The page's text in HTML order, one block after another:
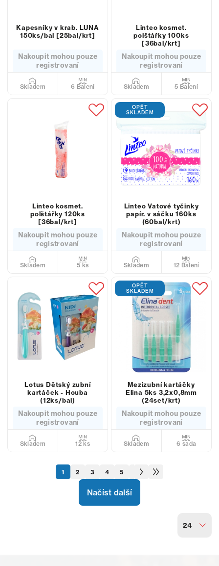
Kapesníky v krab. LUNA
150ks/bal [25bal/krt]
Nakoupit mohou pouze
registrovaní
Skladem 6 Balení
Linteo kosmet.
polštářky 100ks
[36bal/krt]
Nakoupit mohou pouze
registrovaní
Skladem 5 Balení
Linteo kosmet.
polštářky 120ks
[36bal/krt]
Nakoupit mohou pouze
registrovaní
Skladem 5 ks
OPĚT
SKLADEM
Linteo Vatové tyčinky
papír. v sáčku 160ks
(60bal/krt)
Nakoupit mohou pouze
registrovaní
Skladem 12 Balení
Lotus Dětský zubní
kartáček - Houba
(12ks/bal)
Nakoupit mohou pouze
registrovaní
Skladem 12 ks
OPĚT
SKLADEM
Mezizubní kartáčky
Elina 5ks 3,2x0,8mm
(24set/krt)
Nakoupit mohou pouze
registrovaní
Skladem 6 sada
Načíst další
1 2 3 4 5
24